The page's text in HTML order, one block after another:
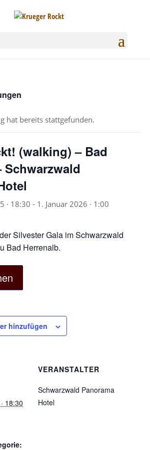
hat bereits stattgefunden.
(walking) – Bad
Schwarzwald
· 18:30 - 1. Januar 2026 · 1:00
Silvester Gala im Schwarzwald
Bad Herrenalb.
hinzufügen
18:30
VERANSTALTER
Schwarzwald Panorama
Hotel